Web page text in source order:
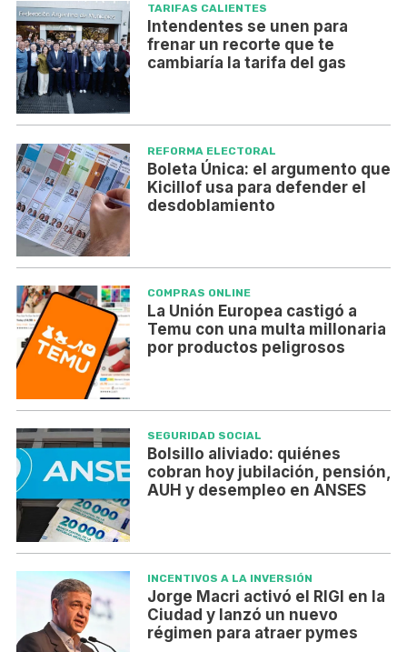
TARIFAS CALIENTES
Intendentes se unen para
frenar un recorte que te
cambiaría la tarifa del gas
REFORMA ELECTORAL
Boleta Única: el argumento que
Kicillof usa para defender el
desdoblamiento
COMPRAS ONLINE
La Unión Europea castigó a
Temu con una multa millonaria
por productos peligrosos
SEGURIDAD SOCIAL
Bolsillo aliviado: quiénes
cobran hoy jubilación, pensión,
AUH y desempleo en ANSES
INCENTIVOS A LA INVERSIÓN
Jorge Macri activó el RIGI en la
Ciudad y lanzó un nuevo
régimen para atraer pymes